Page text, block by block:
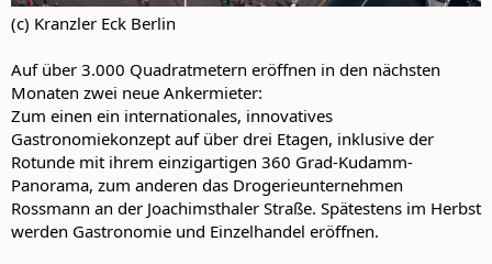
(c) Kranzler Eck Berlin
Auf über 3.000 Quadratmetern eröffnen in den nächsten
Monaten zwei neue Ankermieter:
Zum einen ein internationales, innovatives
Gastronomiekonzept auf über drei Etagen, inklusive der
Rotunde mit ihrem einzigartigen 360 Grad-Kudamm-
Panorama, zum anderen das Drogerieunternehmen
Rossmann an der Joachimsthaler Straße. Spätestens im Herbst
werden Gastronomie und Einzelhandel eröffnen.